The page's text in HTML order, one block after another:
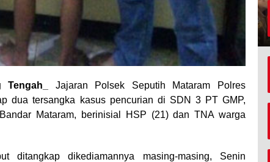
Jajaran Polsek Seputih Mataram Polres
dua tersangka kasus pencurian di SDN 3 PT GMP,
Mataram, berinisial HSP (21) dan TNA warga
ditangkap dikediamannya masing-masing, Senin